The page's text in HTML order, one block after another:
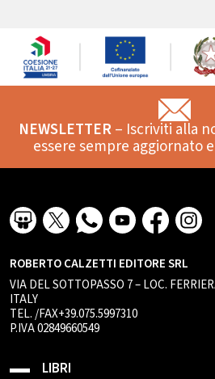
NEWSLETTER– Iscriviti alla
essere sempre aggiornato
ROBERTO CALZETTI EDITORE SRL
VIA DEL SOTTOPASSO 7 – LOC.
ITALY
TEL. /FAX+39.075.5997310
P.IVA 02849660549
LIBRI